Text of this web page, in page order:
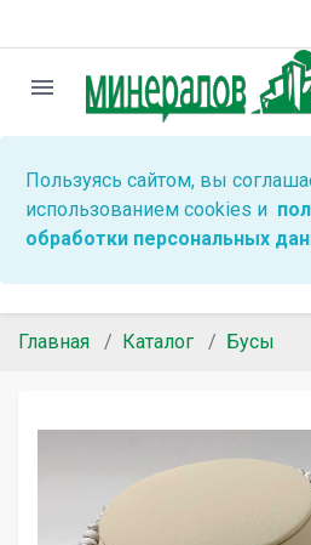
menu
Пользуясь сайтом, вы
использованием cookies и
обработки персональных
Главная Каталог Бусы